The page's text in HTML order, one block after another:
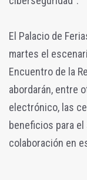
El Palacio de
martes el
Encuentro de la
abordarán, entre
electrónico, las
beneficios para
colaboración en